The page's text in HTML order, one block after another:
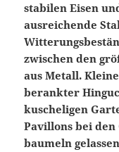
stabilen Eisen
ausreichende
zwischen den
aus Metall.
berankter
kuscheligen
Pavillons bei den
baumeln